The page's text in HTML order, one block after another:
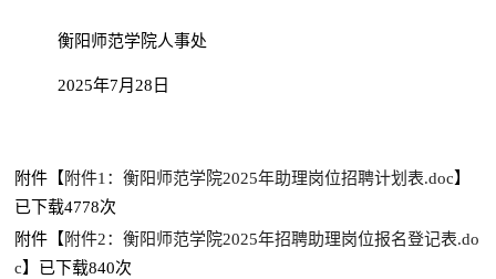
衡阳师范学院人事处
2025年7月28日
附件【 附件1：衡阳师范学院2025年助理岗位招聘计划表.doc】
已下载4778次
附件【 附件2：衡阳师范学院2025年招聘助理岗位报名登记表.do
c】已下载840次